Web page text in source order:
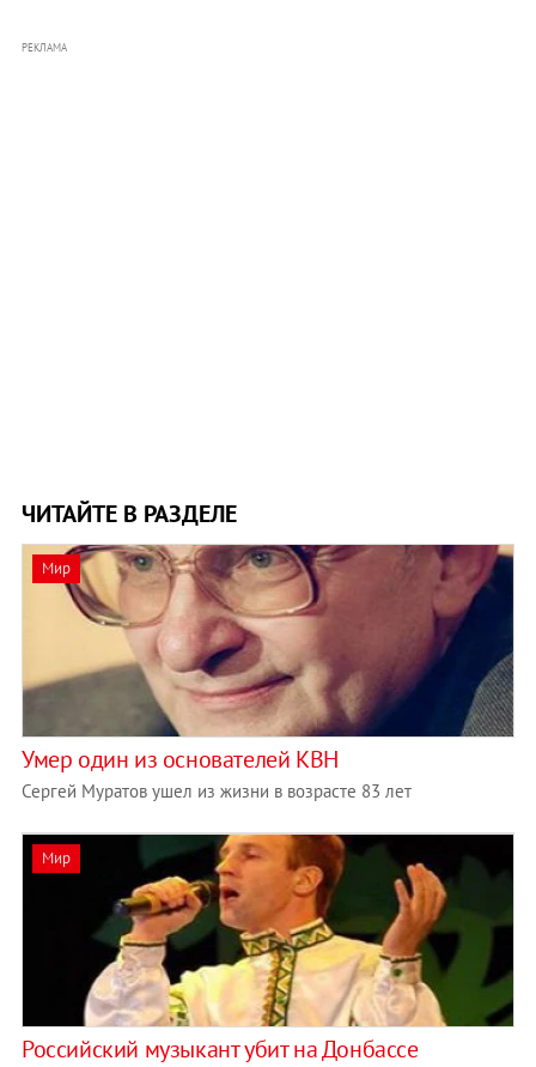
РЕКЛАМА
ЧИТАЙТЕ В РАЗДЕЛЕ
Мир
Умер один из основателей КВН
Сергей Муратов ушел из жизни в возрасте 83 лет
Мир
Российский музыкант убит на Донбассе